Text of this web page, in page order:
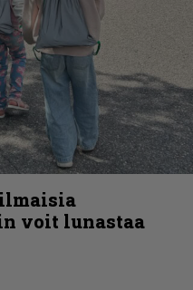
voit lunastaa